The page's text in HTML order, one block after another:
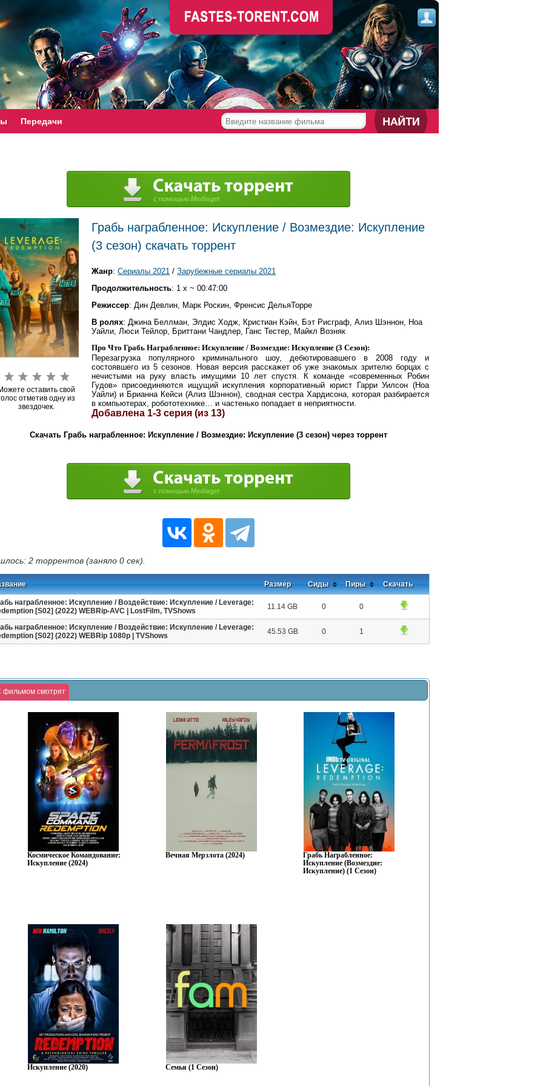
Передачи
оставить свой
отметив одну из
звездочек.
Грабь награбленное: Искупление / Возмездие: Искупление
(3 сезон) скачать торрент
Жанр: Сериалы 2021 / Зарубежные сериалы 2021
Продолжительность: 1 x ~ 00:47:00
Режиссер: Дин Девлин, Марк Роскин, Френсис ДельяТорре
В ролях: Джина Беллман, Элдис Ходж, Кристиан Кэйн, Бэт Рисграф, Ализ Шэннон, Ноа
Уайли, Люси Тейлор, Бриттани Чандлер, Ганс Тестер, Майкл Возняк
Про Что Грабь Награбленное: Искупление / Возмездие: Искупление (3 Сезон):
Перезагрузка популярного криминального шоу, дебютировавшего в 2008 году и
состоявшего из 5 сезонов. Новая версия расскажет об уже знакомых зрителю борцах с
нечистыми на руку власть имущими 10 лет спустя. К команде «современных Робин
Гудов» присоединяются ищущий искупления корпоративный юрист Гарри Уилсон (Ноа
Уайли) и Брианна Кейси (Ализ Шэннон), сводная сестра Хардисона, которая разбирается
в компьютерах, робототехнике… и частенько попадает в неприятности.
Добавлена 1-3 серия (из 13)
Скачать Грабь награбленное: Искупление / Возмездие: Искупление (3 сезон) через торрент
2 торрентов (заняло 0 сек).
Размер Сиды Пиры Скачать
награбленное: Искупление / Воздействие: Искупление / Leverage:
[S02] (2022) WEBRip-AVC | LostFilm, TVShows
11.14 GB 0 0
награбленное: Искупление / Воздействие: Искупление / Leverage:
[S02] (2022) WEBRip 1080p | TVShows
45.53 GB 0 1
фильмом смотрят
Космическое Командование:
Искупление (2024)
Вечная Мерзлота (2024)
Грабь Награбленное:
Искупление (Возмездие:
Искупление) (1 Сезон)
Искупление (2020) Семья (1 Сезон)